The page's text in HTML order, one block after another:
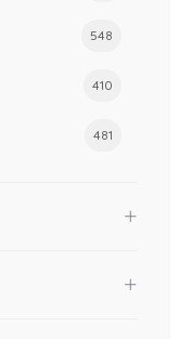
548
410
481